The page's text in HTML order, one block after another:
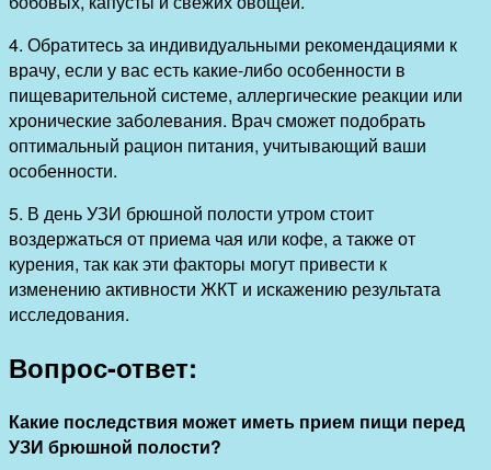
4. Обратитесь за индивидуальными рекомендациями к
врачу, если у вас есть какие-либо особенности в
пищеварительной системе, аллергические реакции или
хронические заболевания. Врач сможет подобрать
оптимальный рацион питания, учитывающий ваши
особенности.
5. В день УЗИ брюшной полости утром стоит
воздержаться от приема чая или кофе, а также от
курения, так как эти факторы могут привести к
изменению активности ЖКТ и искажению результата
исследования.
Вопрос-ответ:
Какие последствия может иметь прием пищи перед
УЗИ брюшной полости?